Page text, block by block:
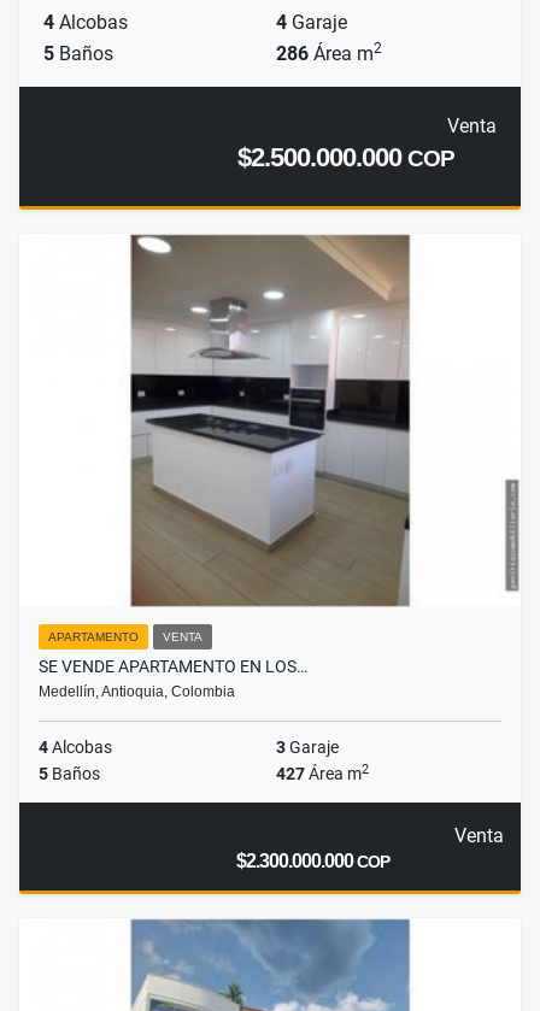
4 Alcobas 4 Garaje
5 Baños 286 Área m2
Venta
$2.500.000.000COP
APARTAMENTO VENTA
SE VENDE APARTAMENTO EN LOS…
Medellín, Antioquia, Colombia
4Alcobas 3Garaje
5 Baños 427Área m2
Venta
$2.300.000.000COP